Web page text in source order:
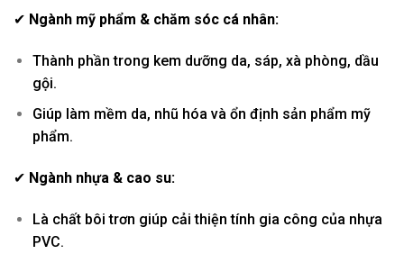
✔ Ngành mỹ phẩm & chăm sóc cá nhân:
Thành phần trong kem dưỡng da, sáp, xà phòng, dầu
gội.
Giúp làm mềm da, nhũ hóa và ổn định sản phẩm mỹ
phẩm.
✔ Ngành nhựa & cao su:
Là chất bôi trơn giúp cải thiện tính gia công của nhựa
PVC.